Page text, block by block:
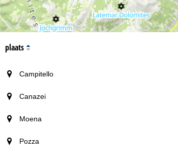
plaats
Campitello
Canazei
Moena
Pozza